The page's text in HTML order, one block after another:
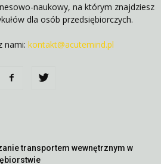
naukowy, na którym znajdziesz
dla osób przedsiębiorczych.
nami: kontakt@acutemind.pl
transportem wewnętrznym w